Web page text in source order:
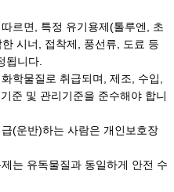
르면, 특정 유기용제(톨루엔, 초
시너, 접착제, 풍선류, 도료 등
됩니다.
학물질로 취급되며, 제조, 수입,
준 및 관리기준을 준수해야 합니
(운반)하는 사람은 개인보호장
는 유독물질과 동일하게 안전 수